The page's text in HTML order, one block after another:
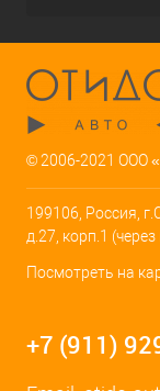
© 2006-2021 ООО
199106, Россия,
д.27, корп.1
Посмотреть на
+7 (911)